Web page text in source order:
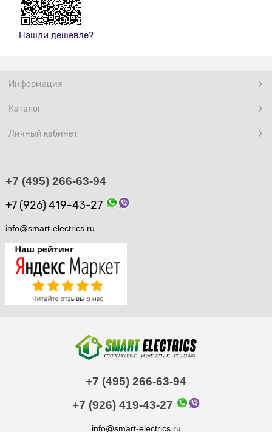
Нашли дешевле?
Информация
Каталог
Личный кабинет
+7 (495) 266-63-94
+7 (926) 419-43-27
info@smart-electrics.ru
+7 (495) 266-63-94
+7 (926) 419-43-27
info@smart-electrics.ru